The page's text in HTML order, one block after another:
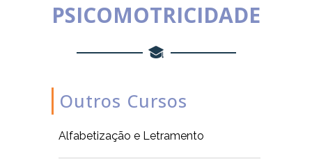
PSICOMOTRICIDADE
Outros Cursos
Alfabetização e Letramento